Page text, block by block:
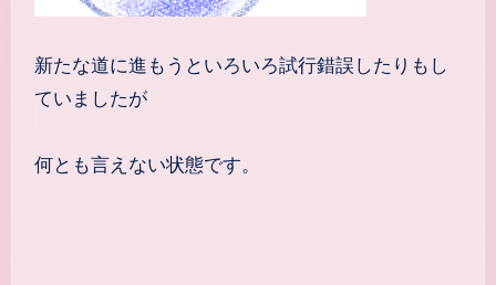
新たな道に進もうといろいろ試行錯誤したりもし
ていましたが
何とも言えない状態です。